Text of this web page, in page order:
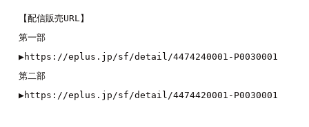
【配信販売URL】
第一部
▶︎https://eplus.jp/sf/detail/4474240001-P0030001
第二部
▶︎https://eplus.jp/sf/detail/4474420001-P0030001